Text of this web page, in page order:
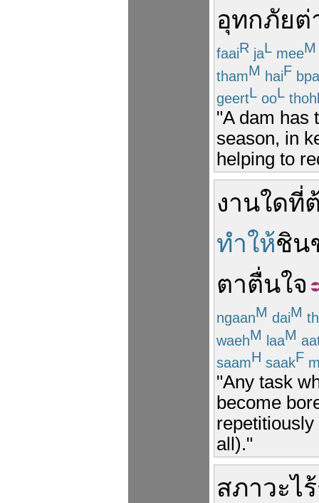
อุทกภัยต่
faaiR jaL meeM
thamM haiF
geertL ooL
"A dam has
season, in
helping to
งานใดที่
ทำให้ชิน
ตาตื่นใจ
ngaanM daiM
waehM laaM
saamH saakF
"Any task
become
all)."
สภาวะไร้